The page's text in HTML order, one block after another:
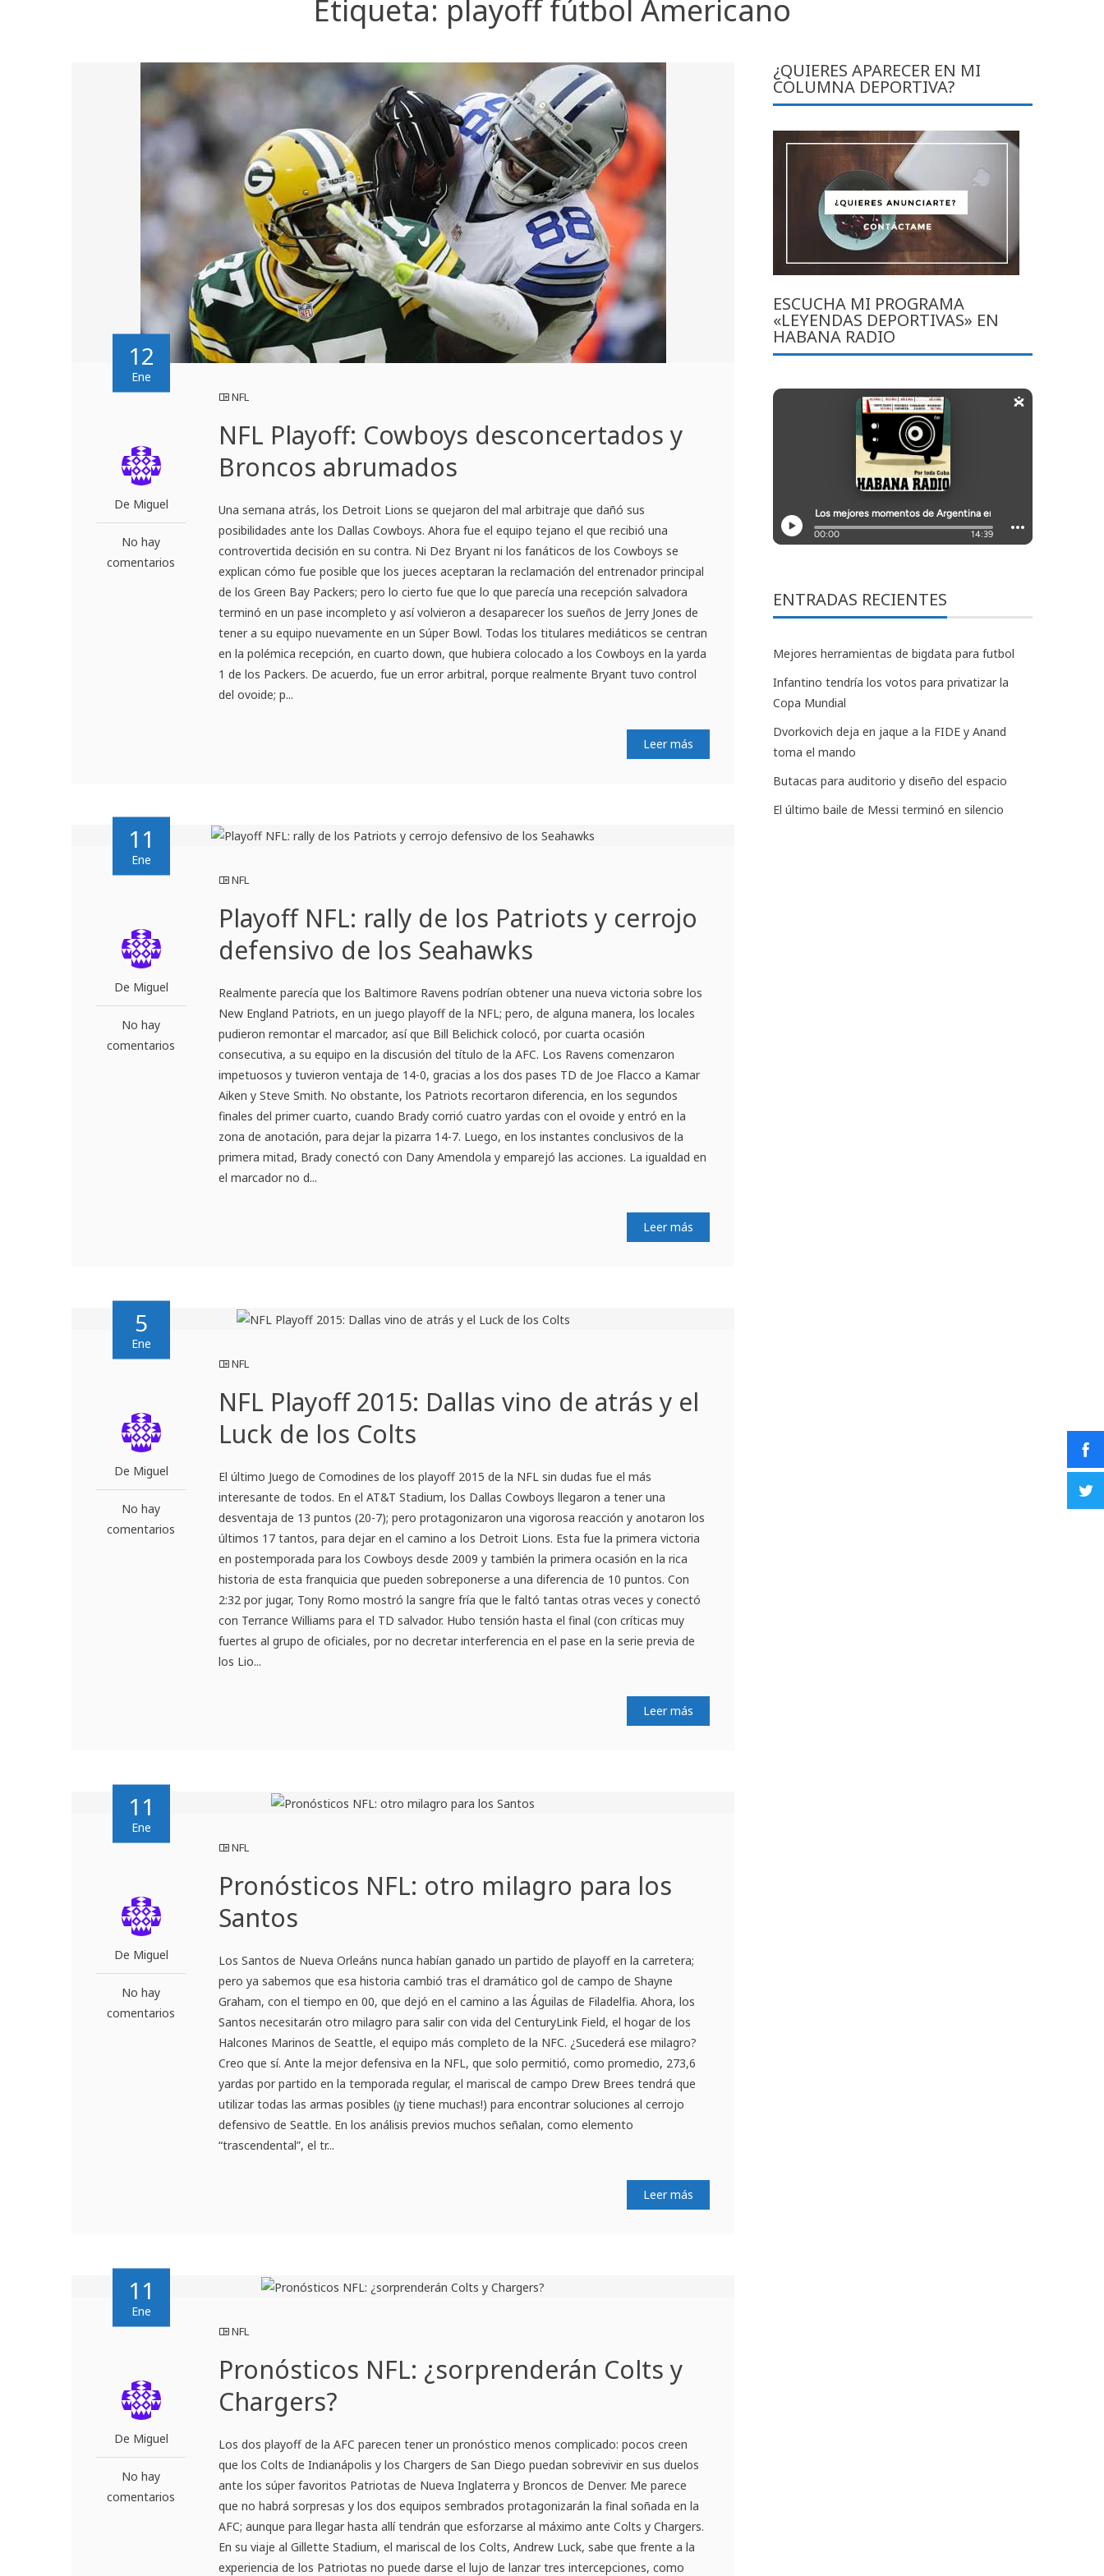
Etiqueta: playoff fútbol Americano
12
Ene
De Miguel
No hay
comentarios
NFL
NFL Playoff: Cowboys desconcertados y
Broncos abrumados
Una semana atrás, los Detroit Lions se quejaron del mal arbitraje que dañó sus
posibilidades ante los Dallas Cowboys. Ahora fue el equipo tejano el que recibió una
controvertida decisión en su contra. Ni Dez Bryant ni los fanáticos de los Cowboys se
explican cómo fue posible que los jueces aceptaran la reclamación del entrenador principal
de los Green Bay Packers; pero lo cierto fue que lo que parecía una recepción salvadora
terminó en un pase incompleto y así volvieron a desaparecer los sueños de Jerry Jones de
tener a su equipo nuevamente en un Súper Bowl. Todas los titulares mediáticos se centran
en la polémica recepción, en cuarto down, que hubiera colocado a los Cowboys en la yarda
1 de los Packers. De acuerdo, fue un error arbitral, porque realmente Bryant tuvo control
del ovoide; p...
Leer más
11
Ene
De Miguel
No hay
comentarios
NFL
Playoff NFL: rally de los Patriots y cerrojo
defensivo de los Seahawks
Realmente parecía que los Baltimore Ravens podrían obtener una nueva victoria sobre los
New England Patriots, en un juego playoff de la NFL; pero, de alguna manera, los locales
pudieron remontar el marcador, así que Bill Belichick colocó, por cuarta ocasión
consecutiva, a su equipo en la discusión del título de la AFC. Los Ravens comenzaron
impetuosos y tuvieron ventaja de 14-0, gracias a los dos pases TD de Joe Flacco a Kamar
Aiken y Steve Smith. No obstante, los Patriots recortaron diferencia, en los segundos
finales del primer cuarto, cuando Brady corrió cuatro yardas con el ovoide y entró en la
zona de anotación, para dejar la pizarra 14-7. Luego, en los instantes conclusivos de la
primera mitad, Brady conectó con Dany Amendola y emparejó las acciones. La igualdad en
el marcador no d...
Leer más
5
Ene
De Miguel
No hay
comentarios
NFL
NFL Playoff 2015: Dallas vino de atrás y el
Luck de los Colts
El último Juego de Comodines de los playoff 2015 de la NFL sin dudas fue el más
interesante de todos. En el AT&T Stadium, los Dallas Cowboys llegaron a tener una
desventaja de 13 puntos (20-7); pero protagonizaron una vigorosa reacción y anotaron los
últimos 17 tantos, para dejar en el camino a los Detroit Lions. Esta fue la primera victoria
en postemporada para los Cowboys desde 2009 y también la primera ocasión en la rica
historia de esta franquicia que pueden sobreponerse a una diferencia de 10 puntos. Con
2:32 por jugar, Tony Romo mostró la sangre fría que le faltó tantas otras veces y conectó
con Terrance Williams para el TD salvador. Hubo tensión hasta el final (con críticas muy
fuertes al grupo de oficiales, por no decretar interferencia en el pase en la serie previa de
los Lio...
Leer más
11
Ene
De Miguel
No hay
comentarios
NFL
Pronósticos NFL: otro milagro para los
Santos
Los Santos de Nueva Orleáns nunca habían ganado un partido de playoff en la carretera;
pero ya sabemos que esa historia cambió tras el dramático gol de campo de Shayne
Graham, con el tiempo en 00, que dejó en el camino a las Águilas de Filadelfia. Ahora, los
Santos necesitarán otro milagro para salir con vida del CenturyLink Field, el hogar de los
Halcones Marinos de Seattle, el equipo más completo de la NFC. ¿Sucederá ese milagro?
Creo que sí. Ante la mejor defensiva en la NFL, que solo permitió, como promedio, 273,6
yardas por partido en la temporada regular, el mariscal de campo Drew Brees tendrá que
utilizar todas las armas posibles (¡y tiene muchas!) para encontrar soluciones al cerrojo
defensivo de Seattle. En los análisis previos muchos señalan, como elemento
“trascendental”, el tr...
Leer más
11
Ene
De Miguel
No hay
comentarios
NFL
Pronósticos NFL: ¿sorprenderán Colts y
Chargers?
Los dos playoff de la AFC parecen tener un pronóstico menos complicado: pocos creen
que los Colts de Indianápolis y los Chargers de San Diego puedan sobrevivir en sus duelos
ante los súper favoritos Patriotas de Nueva Inglaterra y Broncos de Denver. Me parece
que no habrá sorpresas y los dos equipos sembrados protagonizarán la final soñada en la
AFC; aunque para llegar hasta allí tendrán que esforzarse al máximo ante Colts y Chargers.
En su viaje al Gillette Stadium, el mariscal de los Colts, Andrew Luck, sabe que frente a la
experiencia de los Patriotas no puede darse el lujo de lanzar tres intercepciones, como
¿QUIERES APARECER EN MI
COLUMNA DEPORTIVA?
ESCUCHA MI PROGRAMA
«LEYENDAS DEPORTIVAS» EN
HABANA RADIO
ENTRADAS RECIENTES
Mejores herramientas de bigdata para futbol
Infantino tendría los votos para privatizar la
Copa Mundial
Dvorkovich deja en jaque a la FIDE y Anand
toma el mando
Butacas para auditorio y diseño del espacio
El último baile de Messi terminó en silencio